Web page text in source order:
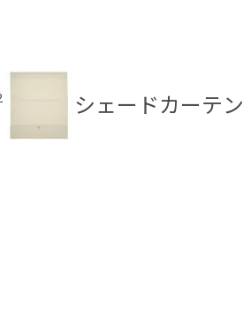
シェードカーテン